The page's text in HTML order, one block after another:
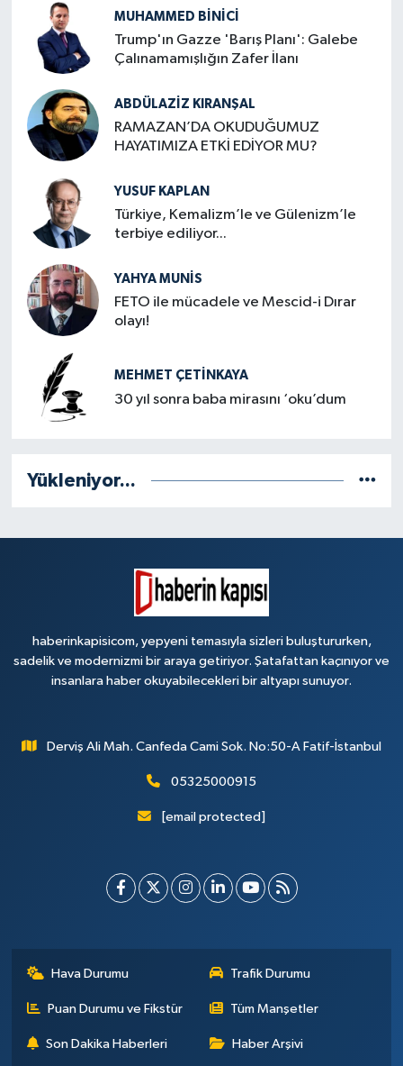
MUHAMMED BINICI
Trump'ın Gazze 'Barış Planı': Galebe
Çalınamamışlığın Zafer İlanı
ABDÜLAZIZ KIRANŞAL
RAMAZAN’DA OKUDUĞUMUZ
HAYATIMIZA ETKİ EDİYOR MU?
YUSUF KAPLAN
Türkiye, Kemalizm’le ve Gülenizm’le
terbiye ediliyor...
YAHYA MUNIS
FETO ile mücadele ve Mescid-i Dırar
olayı!
MEHMET ÇETINKAYA
30 yıl sonra baba mirasını ‘oku’dum
Yükleniyor...
haberinkapisicom, yepyeni temasıyla sizleri buluştururken,
sadelik ve modernizmi bir araya getiriyor. Şatafattan kaçınıyor ve
insanlara haber okuyabilecekleri bir altyapı sunuyor.
Derviş Ali Mah. Canfeda Cami Sok. No:50-A Fatif-İstanbul
05325000915
[email protected]
Hava Durumu Trafik Durumu
Puan Durumu ve Fikstür Tüm Manşetler
Son Dakika Haberleri Haber Arşivi